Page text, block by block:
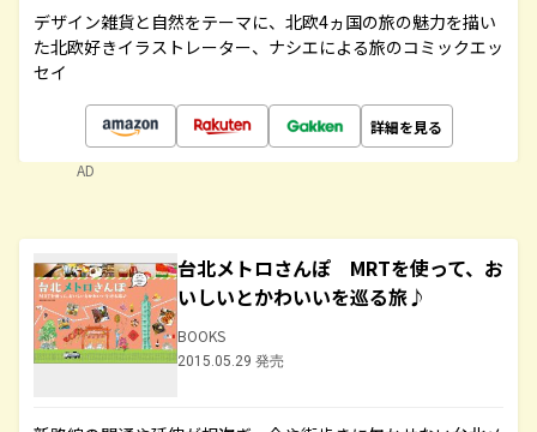
デザイン雑貨と自然をテーマに、北欧4ヵ国の旅の魅力を描い
た北欧好きイラストレーター、ナシエによる旅のコミックエッ
セイ
詳細を見る
AD
台北メトロさんぽ MRTを使って、お
いしいとかわいいを巡る旅♪
BOOKS
2015.05.29 発売